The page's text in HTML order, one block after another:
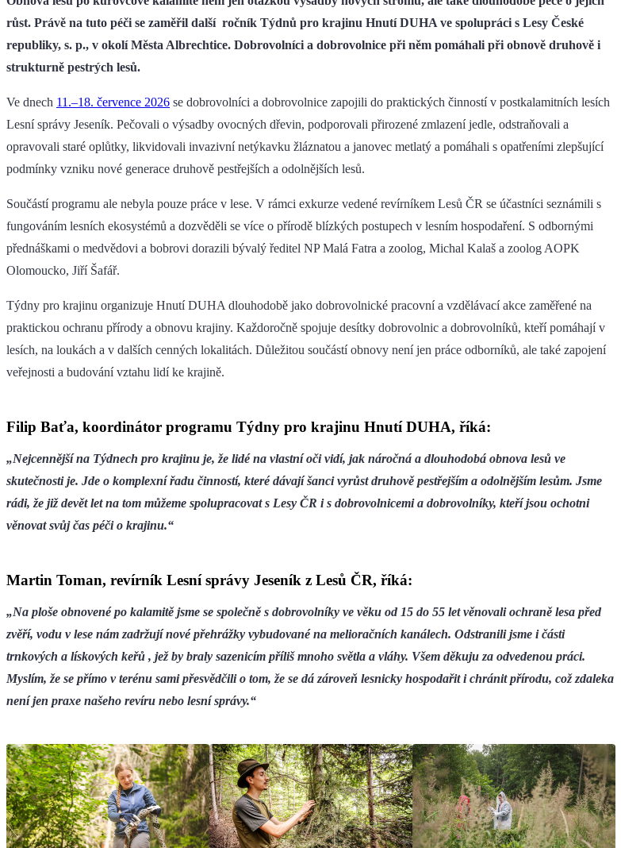
růst. Právě na tuto péči se zaměřil další ročník Týdnů pro krajinu Hnutí DUHA ve spolupráci s Lesy České
republiky, s. p., v okolí Města Albrechtice. Dobrovolníci a dobrovolnice při něm pomáhali při obnově druhově i
strukturně pestrých lesů.
Ve dnech 11.–18. července 2026 se dobrovolníci a dobrovolnice zapojili do praktických činností v postkalamitních lesích
Lesní správy Jeseník. Pečovali o výsadby ovocných dřevin, podporovali přirozené zmlazení jedle, odstraňovali a
opravovali staré oplůtky, likvidovali invazivní netýkavku žláznatou a janovec metlatý a pomáhali s opatřeními zlepšující
podmínky vzniku nové generace druhově pestřejších a odolnějších lesů.
Součástí programu ale nebyla pouze práce v lese. V rámci exkurze vedené revírníkem Lesů ČR se účastníci seznámili s
fungováním lesních ekosystémů a dozvěděli se více o přírodě blízkých postupech v lesním hospodaření. S odbornými
přednáškami o medvědovi a bobrovi dorazili bývalý ředitel NP Malá Fatra a zoolog, Michal Kalaš a zoolog AOPK
Olomoucko, Jiří Šafář.
Týdny pro krajinu organizuje Hnutí DUHA dlouhodobě jako dobrovolnické pracovní a vzdělávací akce zaměřené na
praktickou ochranu přírody a obnovu krajiny. Každoročně spojuje desítky dobrovolnic a dobrovolníků, kteří pomáhají v
lesích, na loukách a v dalších cenných lokalitách. Důležitou součástí obnovy není jen práce odborníků, ale také zapojení
veřejnosti a budování vztahu lidí ke krajině.
Filip Baťa, koordinátor programu Týdny pro krajinu Hnutí DUHA, říká:
„Nejcennější na Týdnech pro krajinu je, že lidé na vlastní oči vidí, jak náročná a dlouhodobá obnova lesů ve
skutečnosti je. Jde o komplexní řadu činností, které dávají šanci vyrůst druhově pestřejším a odolnějším lesům. Jsme
rádi, že již devět let na tom můžeme spolupracovat s Lesy ČR i s dobrovolnicemi a dobrovolníky, kteří jsou ochotni
věnovat svůj čas péči o krajinu.“
Martin Toman, revírník Lesní správy Jeseník z Lesů ČR, říká:
„Na ploše obnovené po kalamitě jsme se společně s dobrovolníky ve věku od 15 do 55 let věnovali ochraně lesa před
zvěří, vodu v lese nám zadržují nové přehrážky vybudované na melioračních kanálech. Odstranili jsme i části
trnkových a lískových keřů , jež by braly sazenicím příliš mnoho světla a vláhy. Všem děkuju za odvedenou práci.
Myslím, že se přímo v terénu sami přesvědčili o tom, že se dá zároveň lesnicky hospodařit i chránit přírodu, což zdaleka
není jen praxe našeho revíru nebo lesní správy.“